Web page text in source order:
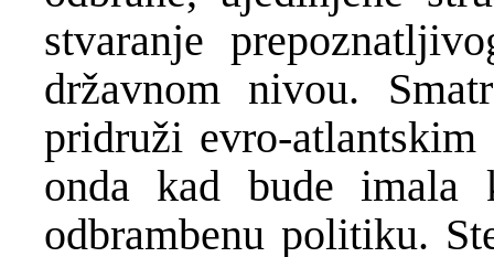
stvaranje
državnom nivou.
pridruži evro-atlantskim
onda kad bude imala
odbrambenu politiku.